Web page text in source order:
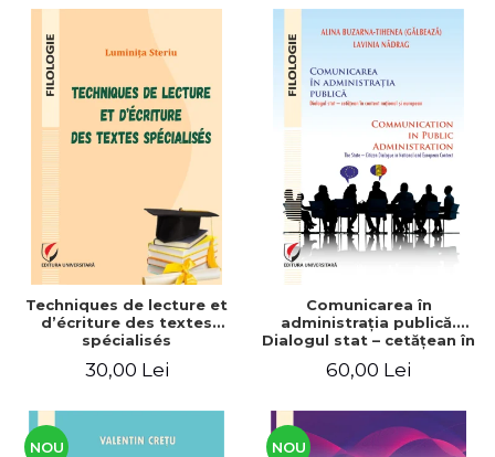
Techniques de lecture et
d’écriture des textes
spécialisés
30,00 Lei
Comunicarea în
administraţia publică.
Dialogul stat – cetăţean în
european / Communication
The state-citizen dialogue
in national and European
context
60,00 Lei
NOU NOU